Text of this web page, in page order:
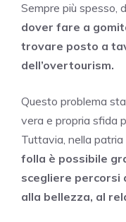
Sempre più spesso,
dover fare a
trovare posto a
dell’overtourism.
Questo problema
vera e propria sfida
Tuttavia, nella patria
folla è possibile
scegliere percorsi
alla bellezza, al